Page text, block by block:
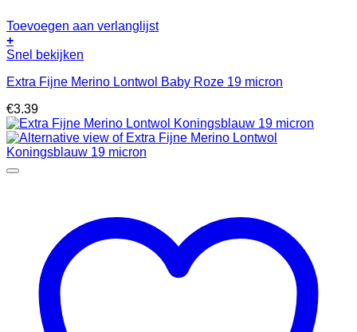
Toevoegen aan verlanglijst
+
Snel bekijken
Extra Fijne Merino Lontwol Baby Roze 19 micron
€3.39